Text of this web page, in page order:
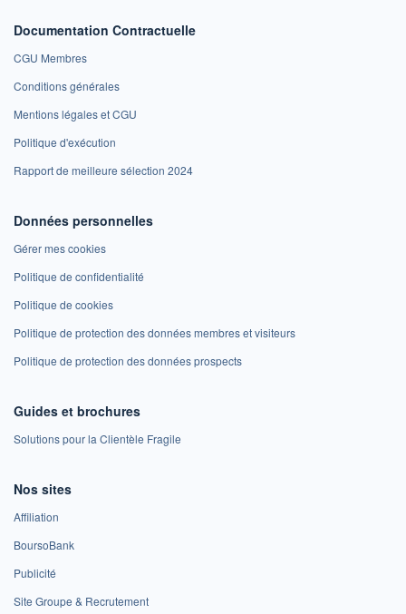
Documentation Contractuelle
CGU Membres
Conditions générales
Mentions légales et CGU
Politique d'exécution
Rapport de meilleure sélection 2024
Données personnelles
Gérer mes cookies
Politique de confidentialité
Politique de cookies
Politique de protection des données membres et visiteurs
Politique de protection des données prospects
Guides et brochures
Solutions pour la Clientèle Fragile
Nos sites
Affiliation
BoursoBank
Publicité
Site Groupe & Recrutement